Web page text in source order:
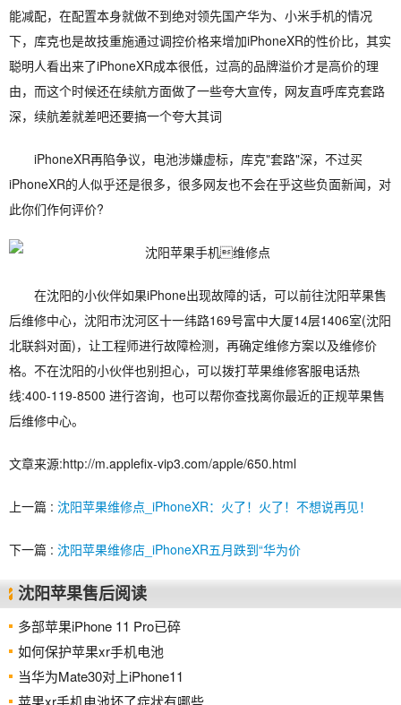
能减配，在配置本身就做不到绝对领先国产华为、小米手机的情况
下，库克也是故技重施通过调控价格来增加iPhoneXR的性价比，其实
聪明人看出来了iPhoneXR成本很低，过高的品牌溢价才是高价的理
由，而这个时候还在续航方面做了一些夸大宣传，网友直呼库克套路
深，续航差就差吧还要搞一个夸大其词
iPhoneXR再陷争议，电池涉嫌虚标，库克"套路"深，不过买
iPhoneXR的人似乎还是很多，很多网友也不会在乎这些负面新闻，对
此你们作何评价?
在沈阳的小伙伴如果iPhone出现故障的话，可以前往沈阳苹果售
后维修中心，沈阳市沈河区十一纬路169号富中大厦14层1406室(沈阳
北联斜对面)，让工程师进行故障检测，再确定维修方案以及维修价
格。不在沈阳的小伙伴也别担心，可以拨打苹果维修客服电话热
线:400-119-8500 进行咨询，也可以帮你查找离你最近的正规苹果售
后维修中心。
文章来源:http://m.applefix-vip3.com/apple/650.html
上一篇 : 沈阳苹果维修点_iPhoneXR：火了！火了！不想说再见！
下一篇 : 沈阳苹果维修店_iPhoneXR五月跌到“华为价
沈阳苹果售后阅读
多部苹果iPhone 11 Pro已碎
如何保护苹果xr手机电池
当华为Mate30对上iPhone11
苹果xr手机电池坏了症状有哪些